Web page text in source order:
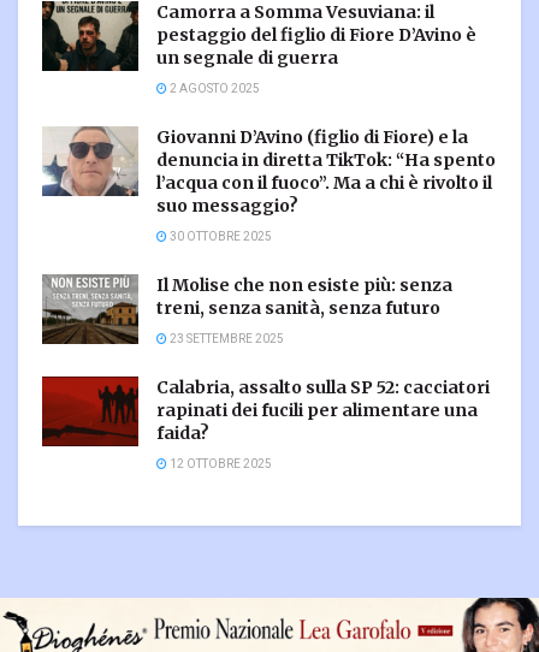
Camorra a Somma Vesuviana: il
pestaggio del figlio di Fiore D’Avino è
un segnale di guerra
2 AGOSTO 2025
Giovanni D’Avino (figlio di Fiore) e la
denuncia in diretta TikTok: “Ha spento
l’acqua con il fuoco”. Ma a chi è rivolto il
suo messaggio?
30 OTTOBRE 2025
Il Molise che non esiste più: senza
treni, senza sanità, senza futuro
23 SETTEMBRE 2025
Calabria, assalto sulla SP 52: cacciatori
rapinati dei fucili per alimentare una
faida?
12 OTTOBRE 2025